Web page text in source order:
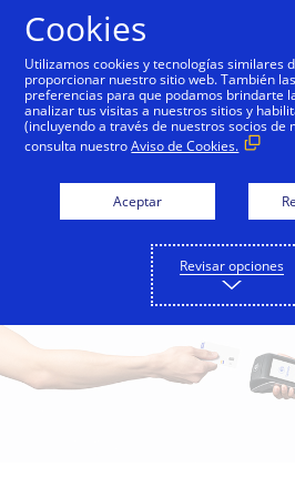
Pagos Sin
Visa
Acércate tu tarjeta a
pagar con rapidez,
Cookies
Utilizamos cookies y tecnologías similares
proporcionar nuestro sitio web. También
preferencias para que podamos brindarte
analizar tus visitas a nuestros sitios y
(incluyendo a través de nuestros socios de
consulta nuestroAviso de Cookies.
Aceptar
Revisar opciones